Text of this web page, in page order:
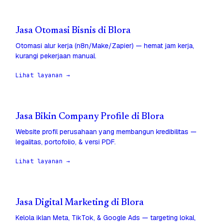
Jasa Otomasi Bisnis di Blora
Otomasi alur kerja (n8n/Make/Zapier) — hemat jam kerja,
kurangi pekerjaan manual.
Lihat layanan →
Jasa Bikin Company Profile di Blora
Website profil perusahaan yang membangun kredibilitas —
legalitas, portofolio, & versi PDF.
Lihat layanan →
Jasa Digital Marketing di Blora
Kelola iklan Meta, TikTok, & Google Ads — targeting lokal,